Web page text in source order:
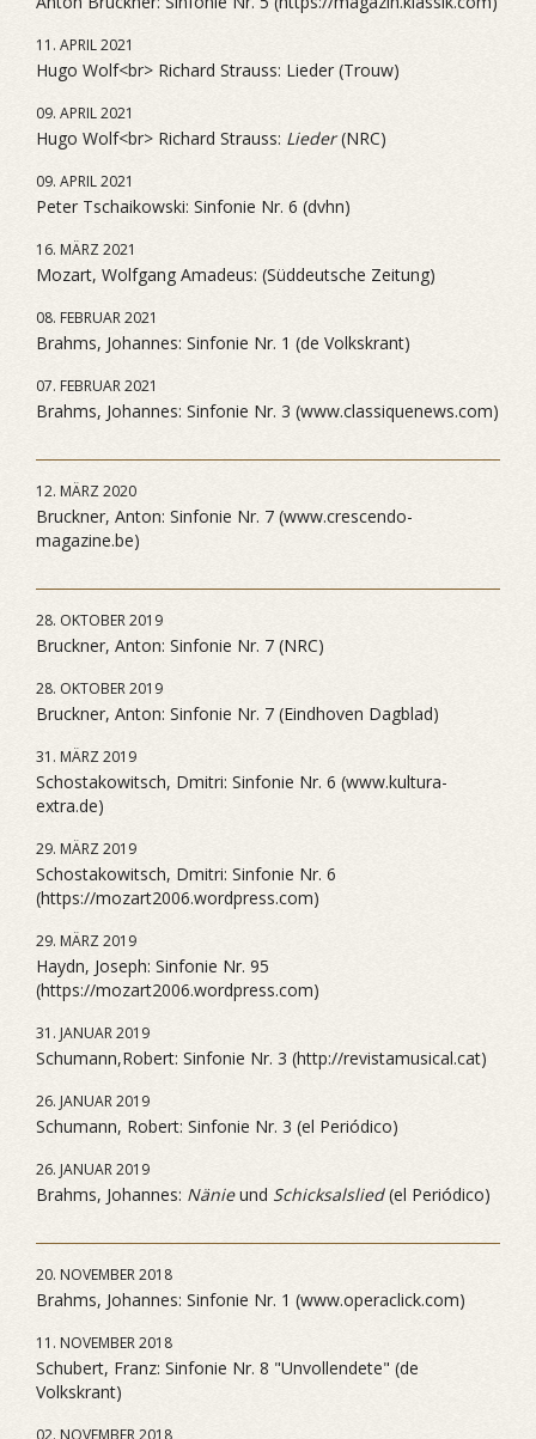
11. APRIL 2021
Hugo Wolf<br> Richard Strauss: Lieder (Trouw)
09. APRIL 2021
Hugo Wolf<br> Richard Strauss: Lieder(NRC)
09. APRIL 2021
Peter Tschaikowski: Sinfonie Nr. 6 (dvhn)
16. MÄRZ 2021
Mozart, Wolfgang Amadeus: (Süddeutsche Zeitung)
08. FEBRUAR 2021
Brahms, Johannes: Sinfonie Nr. 1 (de Volkskrant)
07. FEBRUAR 2021
Brahms, Johannes: Sinfonie Nr. 3 (www.classiquenews.com)
12. MÄRZ 2020
Bruckner, Anton: Sinfonie Nr. 7 (www.crescendo-
magazine.be)
28. OKTOBER 2019
Bruckner, Anton: Sinfonie Nr. 7 (NRC)
28. OKTOBER 2019
Bruckner, Anton: Sinfonie Nr. 7 (Eindhoven Dagblad)
31. MÄRZ 2019
Schostakowitsch, Dmitri: Sinfonie Nr. 6 (www.kultura-
extra.de)
29. MÄRZ 2019
Schostakowitsch, Dmitri: Sinfonie Nr. 6
(https://mozart2006.wordpress.com)
29. MÄRZ 2019
Haydn, Joseph: Sinfonie Nr. 95
(https://mozart2006.wordpress.com)
31. JANUAR 2019
Schumann,Robert: Sinfonie Nr. 3 (http://revistamusical.cat)
26. JANUAR 2019
Schumann, Robert: Sinfonie Nr. 3 (el Periódico)
26. JANUAR 2019
Brahms, Johannes: Nänieund Schicksalslied(el Periódico)
20. NOVEMBER 2018
Brahms, Johannes: Sinfonie Nr. 1 (www.operaclick.com)
11. NOVEMBER 2018
Schubert, Franz: Sinfonie Nr. 8 "Unvollendete" (de
Volkskrant)
02. NOVEMBER 2018